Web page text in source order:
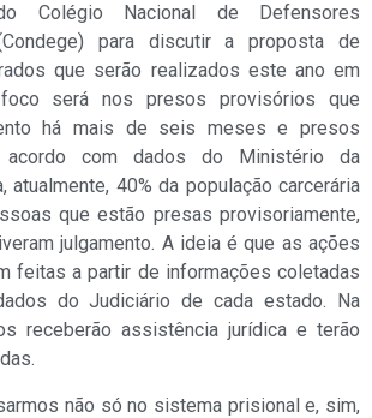
Colégio Nacional de Defensores
para discutir a proposta de
que serão realizados este ano em
será nos presos provisórios que
há mais de seis meses e presos
acordo com dados do Ministério da
atualmente, 40% da população carcerária
que estão presas provisoriamente,
julgamento. A ideia é que as ações
feitas a partir de informações coletadas
do Judiciário de cada estado. Na
receberão assistência jurídica e terão
não só no sistema prisional e, sim,